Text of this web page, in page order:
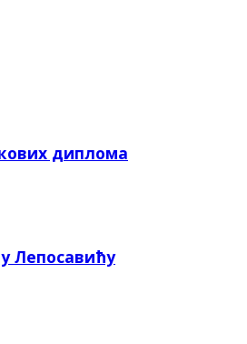
диплома
Лепосавићу